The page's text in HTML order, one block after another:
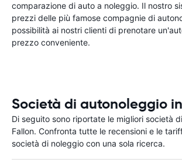
comparazione di auto a noleggio. Il nostro
prezzi delle più famose compagnie di
possibilità ai nostri clienti di prenotare
prezzo conveniente.
Società di autonoleggio
Di seguito sono riportate le migliori società
Fallon. Confronta tutte le recensioni e le
società di noleggio con una sola ricerca.